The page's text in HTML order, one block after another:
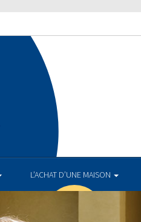
L’ACHAT D’UNE MAISON